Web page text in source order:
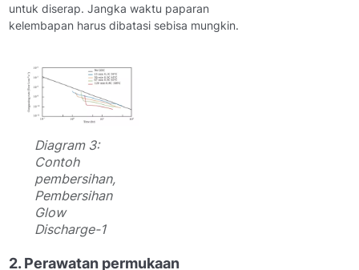
untuk diserap. Jangka waktu paparan
kelembapan harus dibatasi sebisa mungkin.
Diagram 3:
Contoh
pembersihan,
Pembersihan
Glow
Discharge-1
2. Perawatan permukaan